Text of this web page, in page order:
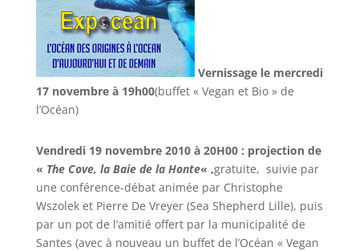
Vernissage le mercredi
17 novembre à 19h00(buffet « Vegan et Bio » de
l’Océan)
Vendredi 19 novembre 2010 à 20H00 : projection de
« The Cove, la Baie de la Honte« ,gratuite, suivie par
une conférence-débat animée par Christophe
Wszolek et Pierre De Vreyer (Sea Shepherd Lille), puis
par un pot de l’amitié offert par la municipalité de
Santes (avec à nouveau un buffet de l’Océan « Vegan